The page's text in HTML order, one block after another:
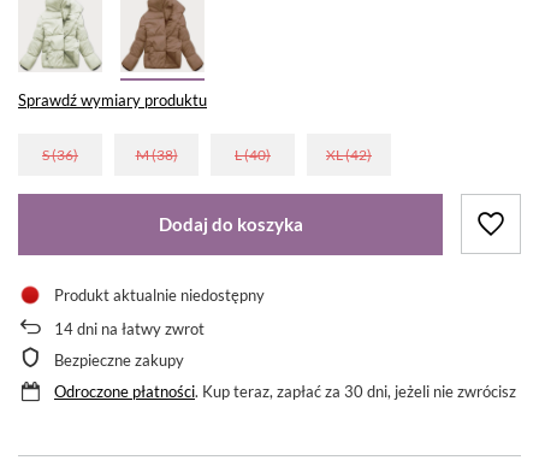
Sprawdź wymiary produktu
S (36) M (38) L (40) XL (42)
Dodaj do koszyka
Produkt aktualnie niedostępny
14dni na łatwy zwrot
Bezpieczne zakupy
Odroczone płatności. Kup teraz, zapłać za 30 dni, jeżeli nie zwrócisz